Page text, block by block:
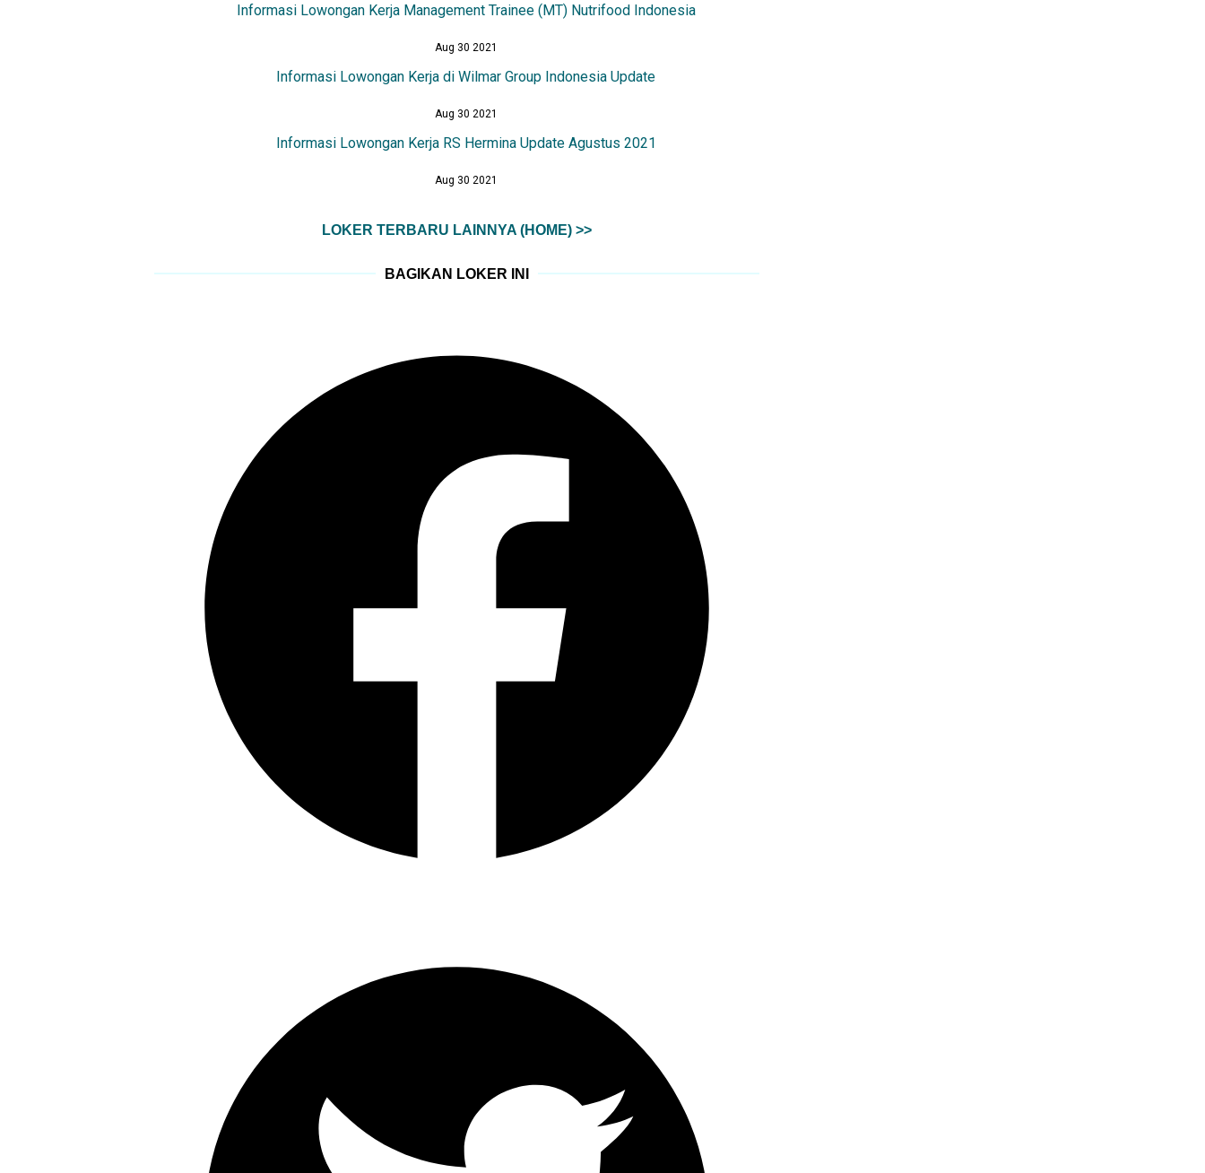
Informasi Lowongan Kerja Management Trainee (MT) Nutrifood Indonesia
Aug 30 2021
Informasi Lowongan Kerja di Wilmar Group Indonesia Update
Aug 30 2021
Informasi Lowongan Kerja RS Hermina Update Agustus 2021
Aug 30 2021
LOKER TERBARU LAINNYA (HOME) >>
BAGIKAN LOKER INI